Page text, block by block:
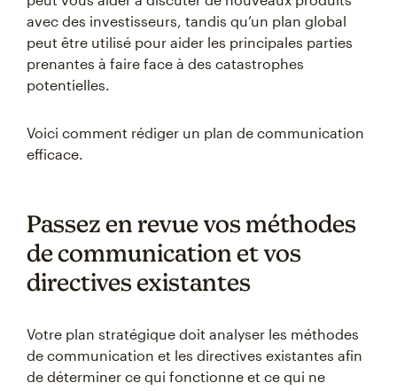
avec des investisseurs, tandis qu’un plan global
peut être utilisé pour aider les principales parties
prenantes à faire face à des catastrophes
potentielles.
Voici comment rédiger un plan de communication
efficace.
Passez en revue vos méthodes
de communication et vos
directives existantes
Votre plan stratégique doit analyser les méthodes
de communication et les directives existantes afin
de déterminer ce qui fonctionne et ce qui ne